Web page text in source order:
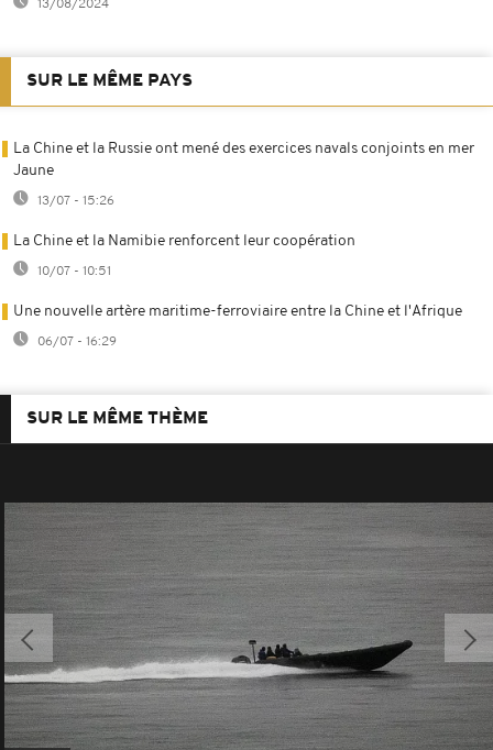
13/08/2024
SUR LE MÊME PAYS
La Chine et la Russie ont mené des exercices navals conjoints en mer
Jaune
13/07 - 15:26
La Chine et la Namibie renforcent leur coopération
10/07 - 10:51
Une nouvelle artère maritime-ferroviaire entre la Chine et l'Afrique
06/07 - 16:29
SUR LE MÊME THÈME